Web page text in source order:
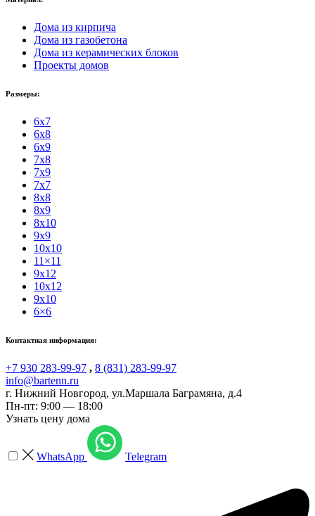
Дома из кирпича
Дома из газобетона
Дома из керамических блоков
Проекты домов
Размеры:
6x7
6x8
6x9
7x8
7x9
7x7
8x8
8x9
8x10
9x9
10x10
11×11
9x12
10x12
9x10
6×6
Контактная информация:
+7 930 283-99-97 , 8 (831) 283-99-97
info@bartenn.ru
г. Нижний Новгород, ул.Маршала Баграмяна, д.4
Пн-пт: 9:00 — 18:00
Узнать цену дома
WhatsApp Telegram